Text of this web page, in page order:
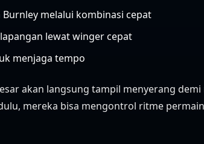
melalui kombinasi cepat
lewat winger cepat
menjaga tempo
akan langsung tampil menyerang
mereka bisa mengontrol ritme